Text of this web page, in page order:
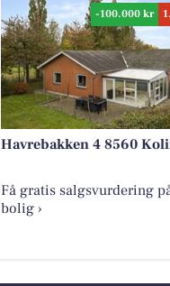
-100.000 kr
Havrebakken 4 8560
Få gratis salgsvurdering
bolig ›